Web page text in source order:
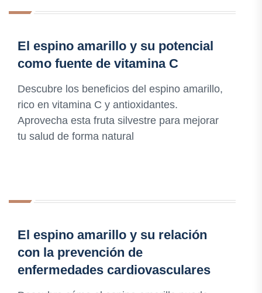
El espino amarillo y su potencial
como fuente de vitamina C
Descubre los beneficios del espino amarillo,
rico en vitamina C y antioxidantes.
Aprovecha esta fruta silvestre para mejorar
tu salud de forma natural
El espino amarillo y su relación
con la prevención de
enfermedades cardiovasculares